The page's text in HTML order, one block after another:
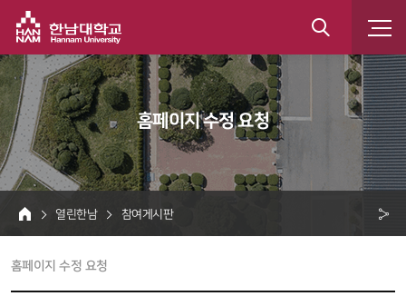
통
홈페이지 수정 요청
HOME
열린한남 참여게시판
유
홈페이지 수정 요청